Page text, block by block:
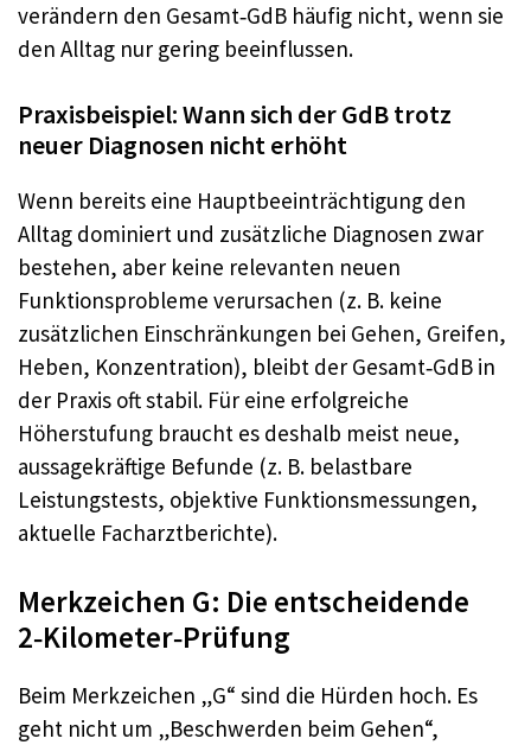
verändern den Gesamt‑GdB häufig nicht, wenn sie
den Alltag nur gering beeinflussen.
Praxisbeispiel: Wann sich der GdB trotz
neuer Diagnosen nicht erhöht
Wenn bereits eine Hauptbeeinträchtigung den
Alltag dominiert und zusätzliche Diagnosen zwar
bestehen, aber keine relevanten neuen
Funktionsprobleme verursachen (z. B. keine
zusätzlichen Einschränkungen bei Gehen, Greifen,
Heben, Konzentration), bleibt der Gesamt‑GdB in
der Praxis oft stabil. Für eine erfolgreiche
Höherstufung braucht es deshalb meist neue,
aussagekräftige Befunde (z. B. belastbare
Leistungstests, objektive Funktionsmessungen,
aktuelle Facharztberichte).
Merkzeichen G: Die entscheidende
2‑Kilometer‑Prüfung
Beim Merkzeichen „G“ sind die Hürden hoch. Es
geht nicht um „Beschwerden beim Gehen“,